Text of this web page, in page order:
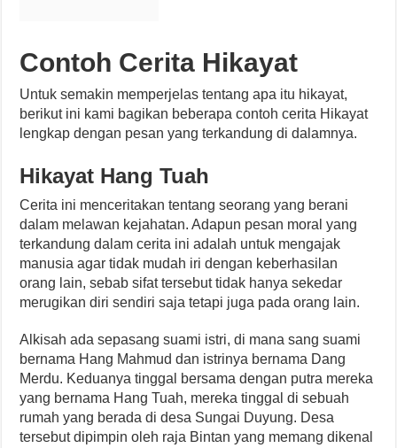
Contoh Cerita Hikayat
Untuk semakin memperjelas tentang apa itu hikayat,
berikut ini kami bagikan beberapa contoh cerita Hikayat
lengkap dengan pesan yang terkandung di dalamnya.
Hikayat Hang Tuah
Cerita ini menceritakan tentang seorang yang berani
dalam melawan kejahatan. Adapun pesan moral yang
terkandung dalam cerita ini adalah untuk mengajak
manusia agar tidak mudah iri dengan keberhasilan
orang lain, sebab sifat tersebut tidak hanya sekedar
merugikan diri sendiri saja tetapi juga pada orang lain.
Alkisah ada sepasang suami istri, di mana sang suami
bernama Hang Mahmud dan istrinya bernama Dang
Merdu. Keduanya tinggal bersama dengan putra mereka
yang bernama Hang Tuah, mereka tinggal di sebuah
rumah yang berada di desa Sungai Duyung. Desa
tersebut dipimpin oleh raja Bintan yang memang dikenal